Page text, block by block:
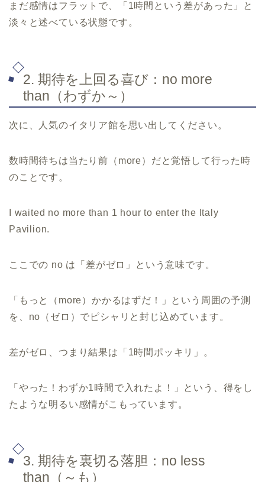
まだ感情はフラットで、「1時間という差があった」と
淡々と述べている状態です。
2. 期待を上回る喜び：no more
than（わずか～）
次に、人気のイタリア館を思い出してください。
数時間待ちは当たり前（more）だと覚悟して行った時
のことです。
I waited no more than 1 hour to enter the Italy
Pavilion.
ここでの no は「差がゼロ」という意味です。
「もっと（more）かかるはずだ！」という周囲の予測
を、no（ゼロ）でピシャリと封じ込めています。
差がゼロ、つまり結果は「1時間ポッキリ」。
「やった！わずか1時間で入れたよ！」という、得をし
たような明るい感情がこもっています。
3. 期待を裏切る落胆：no less
than（～も）